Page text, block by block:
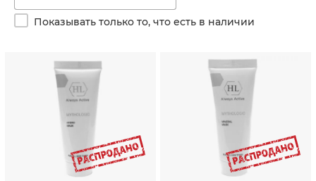
Шампунь
Регулярный уход и профилактика старения кожи
Выравнивание текстуры и цвета кожи
Коррекция постакне в области шеи, груди и
спины
Восстановление после липосакции и
абдоминопластики, в том числе рассасывание
гематом (синяков) после травм
Показывать только то, что есть в наличии